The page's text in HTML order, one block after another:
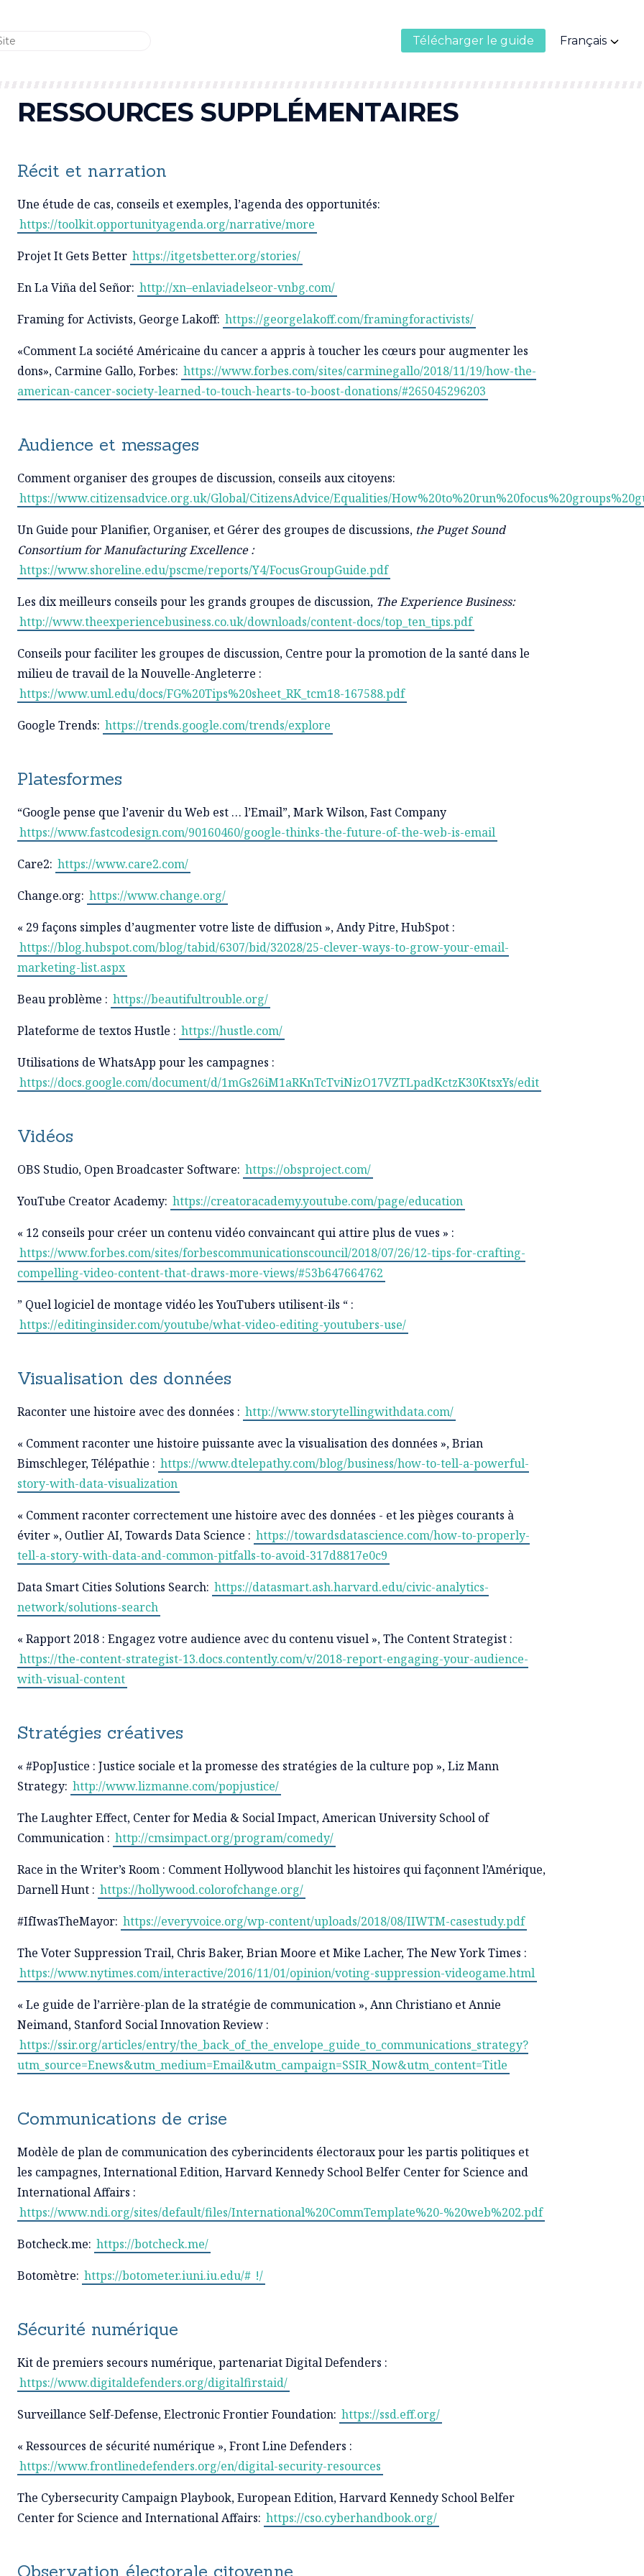
Télécharger le guide Français
RESSOURCES SUPPLÉMENTAIRES
Récit et narration
Une étude de cas, conseils et exemples, l’agenda des opportunités:
https://toolkit.opportunityagenda.org/narrative/more
Projet It Gets Better https://itgetsbetter.org/stories/
En La Viña del Señor: http://xn–enlaviadelseor-vnbg.com/
Framing for Activists, George Lakoff: https://georgelakoff.com/framingforactivists/
«Comment La société Américaine du cancer a appris à toucher les cœurs pour augmenter les
dons», Carmine Gallo, Forbes: https://www.forbes.com/sites/carminegallo/2018/11/19/how-the-
american-cancer-society-learned-to-touch-hearts-to-boost-donations/#265045296203
Audience et messages
Comment organiser des groupes de discussion, conseils aux citoyens:
https://www.citizensadvice.org.uk/Global/CitizensAdvice/Equalities/
Un Guide pour Planifier, Organiser, et Gérer des groupes de discussions, the Puget Sound
Consortium for Manufacturing Excellence :
https://www.shoreline.edu/pscme/reports/Y4/FocusGroupGuide.pdf
Les dix meilleurs conseils pour les grands groupes de discussion, The Experience Business:
http://www.theexperiencebusiness.co.uk/downloads/content-docs/top_ten_tips.pdf
Conseils pour faciliter les groupes de discussion, Centre pour la promotion de la santé dans le
milieu de travail de la Nouvelle-Angleterre :
https://www.uml.edu/docs/FG%20Tips%20sheet_RK_tcm18-167588.pdf
Google Trends: https://trends.google.com/trends/explore
Platesformes
“Google pense que l’avenir du Web est … l’Email”, Mark Wilson, Fast Company
https://www.fastcodesign.com/90160460/google-thinks-the-future-of-the-web-is-email
Care2: https://www.care2.com/
Change.org: https://www.change.org/
« 29 façons simples d’augmenter votre liste de diffusion », Andy Pitre, HubSpot :
https://blog.hubspot.com/blog/tabid/6307/bid/32028/25-clever-ways-to-grow-your-email-
marketing-list.aspx
Beau problème : https://beautifultrouble.org/
Plateforme de textos Hustle : https://hustle.com/
Utilisations de WhatsApp pour les campagnes :
https://docs.google.com/document/d/1mGs26iM1aRKnTcTviNizO17VZTLpadKctzK30KtsxYs/edit
Vidéos
OBS Studio, Open Broadcaster Software: https://obsproject.com/
YouTube Creator Academy: https://creatoracademy.youtube.com/page/education
« 12 conseils pour créer un contenu vidéo convaincant qui attire plus de vues » :
https://www.forbes.com/sites/forbescommunicationscouncil/2018/07/26/12-tips-for-crafting-
compelling-video-content-that-draws-more-views/#53b647664762
” Quel logiciel de montage vidéo les YouTubers utilisent-ils “ :
https://editinginsider.com/youtube/what-video-editing-youtubers-use/
Visualisation des données
Raconter une histoire avec des données : http://www.storytellingwithdata.com/
« Comment raconter une histoire puissante avec la visualisation des données », Brian
Bimschleger, Télépathie : https://www.dtelepathy.com/blog/business/how-to-tell-a-powerful-
story-with-data-visualization
« Comment raconter correctement une histoire avec des données - et les pièges courants à
éviter », Outlier AI, Towards Data Science : https://towardsdatascience.com/how-to-properly-
tell-a-story-with-data-and-common-pitfalls-to-avoid-317d8817e0c9
Data Smart Cities Solutions Search: https://datasmart.ash.harvard.edu/civic-analytics-
network/solutions-search
« Rapport 2018 : Engagez votre audience avec du contenu visuel », The Content Strategist :
https://the-content-strategist-13.docs.contently.com/v/2018-report-engaging-your-audience-
with-visual-content
Stratégies créatives
« #PopJustice : Justice sociale et la promesse des stratégies de la culture pop », Liz Mann
Strategy: http://www.lizmanne.com/popjustice/
The Laughter Effect, Center for Media & Social Impact, American University School of
Communication : http://cmsimpact.org/program/comedy/
Race in the Writer’s Room : Comment Hollywood blanchit les histoires qui façonnent l’Amérique,
Darnell Hunt : https://hollywood.colorofchange.org/
#IfIwasTheMayor: https://everyvoice.org/wp-content/uploads/2018/08/IIWTM-casestudy.pdf
The Voter Suppression Trail, Chris Baker, Brian Moore et Mike Lacher, The New York Times :
https://www.nytimes.com/interactive/2016/11/01/opinion/voting-suppression-videogame.html
« Le guide de l’arrière-plan de la stratégie de communication », Ann Christiano et Annie
Neimand, Stanford Social Innovation Review :
https://ssir.org/articles/entry/the_back_of_the_envelope_guide_to_communications_strategy?
utm_source=Enews&utm_medium=Email&utm_campaign=SSIR_Now&utm_content=Title
Communications de crise
Modèle de plan de communication des cyberincidents électoraux pour les partis politiques et
les campagnes, International Edition, Harvard Kennedy School Belfer Center for Science and
International Affairs :
https://www.ndi.org/sites/default/files/International%20CommTemplate%20-%20web%202.pdf
Botcheck.me: https://botcheck.me/
Botomètre: https://botometer.iuni.iu.edu/# !/
Sécurité numérique
Kit de premiers secours numérique, partenariat Digital Defenders :
https://www.digitaldefenders.org/digitalfirstaid/
Surveillance Self-Defense, Electronic Frontier Foundation: https://ssd.eff.org/
« Ressources de sécurité numérique », Front Line Defenders :
https://www.frontlinedefenders.org/en/digital-security-resources
The Cybersecurity Campaign Playbook, European Edition, Harvard Kennedy School Belfer
Center for Science and International Affairs: https://cso.cyberhandbook.org/
Observation électorale citoyenne